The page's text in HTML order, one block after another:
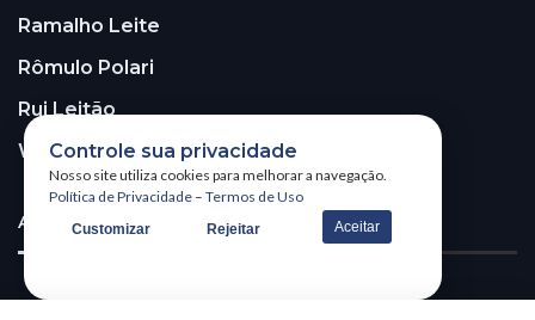
Ramalho Leite
Rômulo Polari
Rui Leitão
Walter Santos
ASSINE A NOSSA NEWSLETTER!
Controle sua privacidade
Nosso site utiliza cookies para melhorar a navegação.
Política de Privacidade – Termos de Uso
Customizar Rejeitar Aceitar